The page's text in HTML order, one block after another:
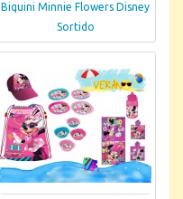
Biquini Minnie Flowers Disney
Sortido